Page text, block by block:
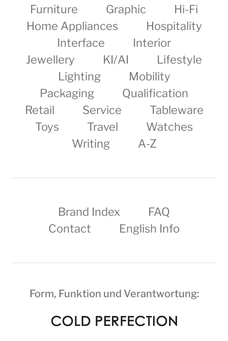
Furniture
Graphic
Hi-Fi
Home Appliances
Hospitality
Interface
Interior
Jewellery
KI/AI
Lifestyle
Lighting
Mobility
Packaging
Qualification
Retail
Service
Tableware
Toys
Travel
Watches
Writing
A-Z
Brand Index
FAQ
Contact
English Info
Form, Funktion und Verantwortung: